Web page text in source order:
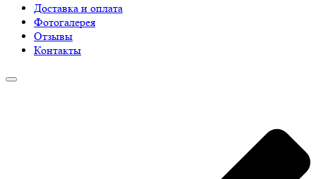
Доставка и оплата
Фотогалерея
Отзывы
Контакты